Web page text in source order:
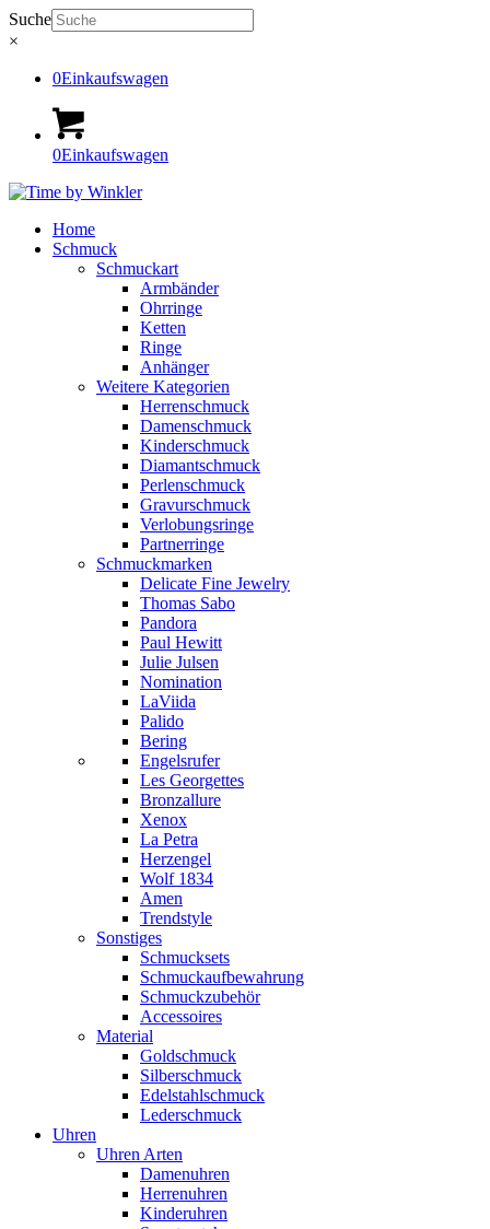
Suche
×
0Einkaufswagen
0Einkaufswagen
Home
Schmuck
Schmuckart
Armbänder
Ohrringe
Ketten
Ringe
Anhänger
Weitere Kategorien
Herrenschmuck
Damenschmuck
Kinderschmuck
Diamantschmuck
Perlenschmuck
Gravurschmuck
Verlobungsringe
Partnerringe
Schmuckmarken
Delicate Fine Jewelry
Thomas Sabo
Pandora
Paul Hewitt
Julie Julsen
Nomination
LaViida
Palido
Bering
Engelsrufer
Les Georgettes
Bronzallure
Xenox
La Petra
Herzengel
Wolf 1834
Amen
Trendstyle
Sonstiges
Schmucksets
Schmuckaufbewahrung
Schmuckzubehör
Accessoires
Material
Goldschmuck
Silberschmuck
Edelstahlschmuck
Lederschmuck
Uhren
Uhren Arten
Damenuhren
Herrenuhren
Kinderuhren